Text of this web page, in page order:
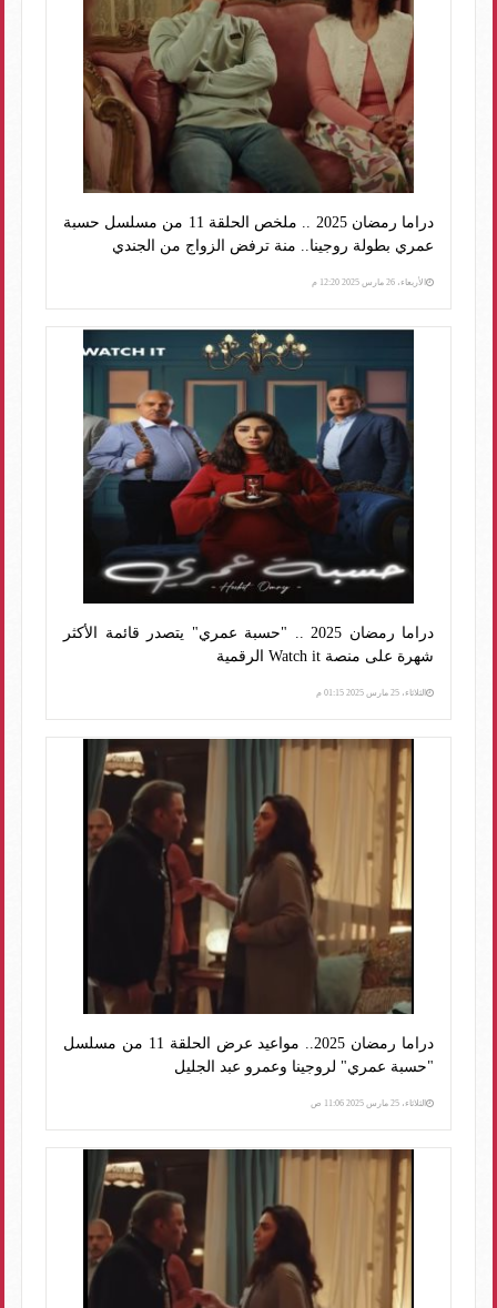
دراما رمضان 2025 .. ملخص الحلقة 11 من مسلسل حسبة
عمري بطولة روجينا.. منة ترفض الزواج من الجندي
الأربعاء، 26 مارس 2025 12:20 م
دراما رمضان 2025 .. "حسبة عمري" يتصدر قائمة الأكثر
شهرة على منصة Watch it الرقمية
الثلاثاء، 25 مارس 2025 01:15 م
دراما رمضان 2025.. مواعيد عرض الحلقة 11 من مسلسل
"حسبة عمري" لروجينا وعمرو عبد الجليل
الثلاثاء، 25 مارس 2025 11:06 ص